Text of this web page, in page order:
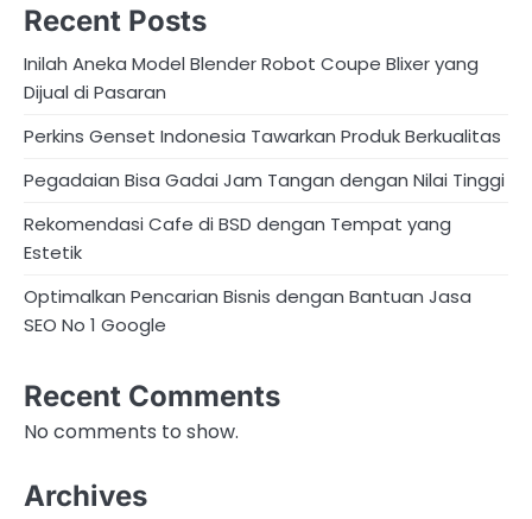
Recent Posts
Inilah Aneka Model Blender Robot Coupe Blixer yang
Dijual di Pasaran
Perkins Genset Indonesia Tawarkan Produk Berkualitas
Pegadaian Bisa Gadai Jam Tangan dengan Nilai Tinggi
Rekomendasi Cafe di BSD dengan Tempat yang
Estetik
Optimalkan Pencarian Bisnis dengan Bantuan Jasa
SEO No 1 Google
Recent Comments
No comments to show.
Archives